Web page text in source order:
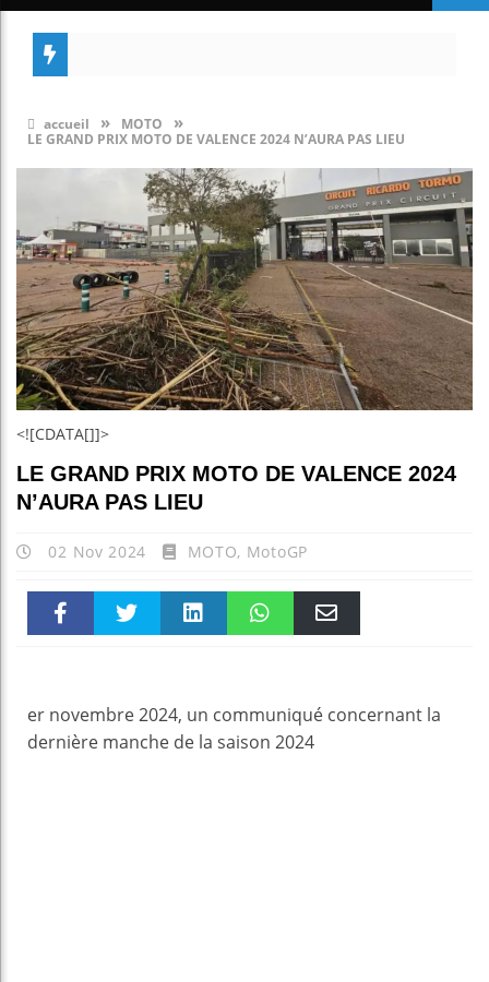
accueil » MOTO »
LE GRAND PRIX MOTO DE VALENCE 2024 N’AURA PAS LIEU
<![CDATA[]]>
LE GRAND PRIX MOTO DE VALENCE 2024
N’AURA PAS LIEU
02 Nov 2024 MOTO, MotoGP
er novembre 2024, un communiqué concernant la
dernière manche de la saison 2024